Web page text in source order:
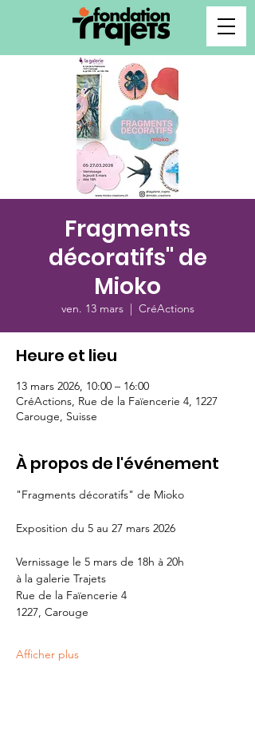
Fragments
décoratifs" de
Mioko
ven. 13 mars
  |
CréActions
Heure et lieu
13 mars 2026, 10:00 – 16:00
CréActions, Rue de la Faïencerie 4, 1227
Carouge, Suisse
À propos de l'événement
"Fragments décoratifs" de Mioko
Exposition du 5 au 27 mars 2026
Vernissage le 5 mars de 18h à 20h
à la galerie Trajets
Rue de la Faïencerie 4
1227, Carouge
Afficher plus